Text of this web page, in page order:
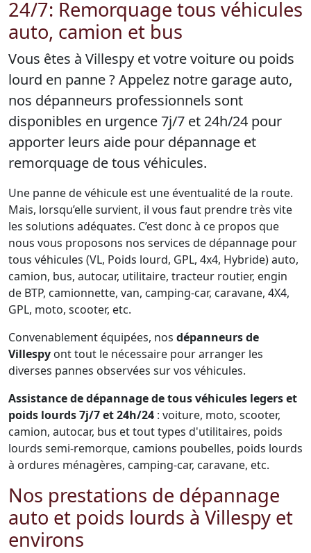
24/7: Remorquage tous véhicules
auto, camion et bus
Vous êtes à Villespy et votre voiture ou poids
lourd en panne ? Appelez notre garage auto,
nos dépanneurs professionnels sont
disponibles en urgence 7j/7 et 24h/24 pour
apporter leurs aide pour dépannage et
remorquage de tous véhicules.
Une panne de véhicule est une éventualité de la route.
Mais, lorsqu’elle survient, il vous faut prendre très vite
les solutions adéquates. C’est donc à ce propos que
nous vous proposons nos services de dépannage pour
tous véhicules (VL, Poids lourd, GPL, 4x4, Hybride) auto,
camion, bus, autocar, utilitaire, tracteur routier, engin
de BTP, camionnette, van, camping-car, caravane, 4X4,
GPL, moto, scooter, etc.
Convenablement équipées, nos dépanneurs de
Villespy ont tout le nécessaire pour arranger les
diverses pannes observées sur vos véhicules.
Assistance de dépannage de tous véhicules legers et
poids lourds 7j/7 et 24h/24 : voiture, moto, scooter,
camion, autocar, bus et tout types d'utilitaires, poids
lourds semi-remorque, camions poubelles, poids lourds
à ordures ménagères, camping-car, caravane, etc.
Nos prestations de dépannage
auto et poids lourds à Villespy et
environs